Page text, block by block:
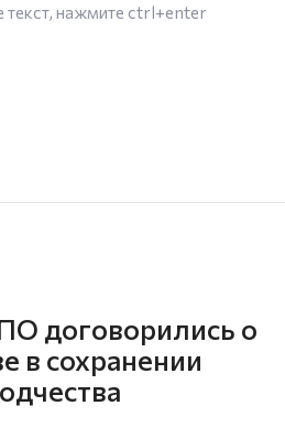
нажмите ctrl+enter
договорились о
в сохранении